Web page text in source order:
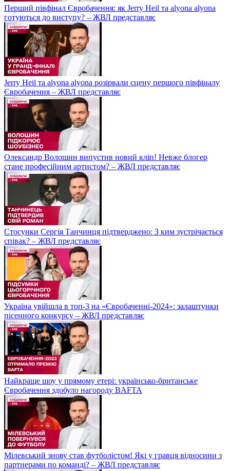
Перший півфінал Євробачення: як Jerry Heil та alyona alyona
готуються до виступу? – ЖВЛ представляє
Jerry Heil та аlyona аlyona розірвали сцену першого півфіналу
Євробачення – ЖВЛ представляє
Олександр Волошин випустив новий кліп! Невже блогер
стане професійним артистом? – ЖВЛ представляє
Стосунки Сергія Танчинця підтверджено: З ким зустрічається
співак? – ЖВЛ представляє
Україна увійшла в топ-3 на «Євробаченні-2024»: залаштунки
пісенного конкурсу – ЖВЛ представляє
Найкраще шоу у прямому етері: українсько-британське
Євробачення здобуло нагороду BAFTA
Мілевський знову став футболістом! Які у гравця відносини з
партнерами по команді? – ЖВЛ представляє